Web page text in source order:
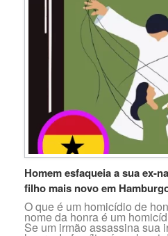
Homem esfaqueia a sua ex-
filho mais novo em
O que é um homicídio de
nome da honra é um
Se um irmão assassina sua